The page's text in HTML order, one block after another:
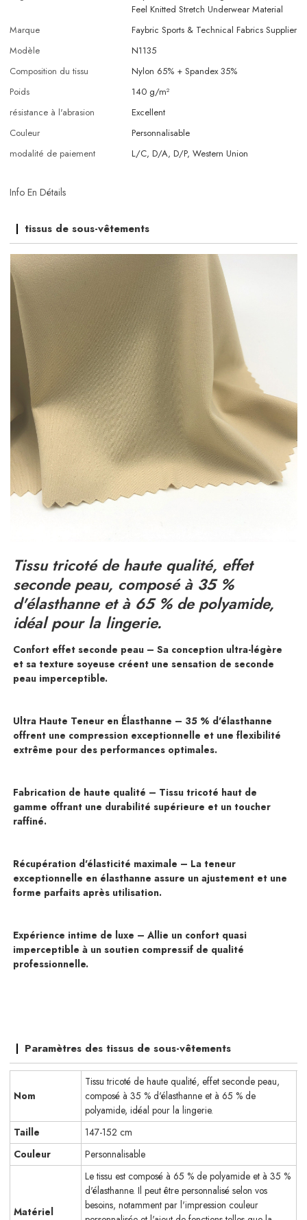
Feel Knitted Stretch Underwear Material
Marque
Faybric Sports & Technical Fabrics Supplier
Modèle
N1135
Composition du tissu
Nylon 65% + Spandex 35%
Poids
140 g/m²
résistance à l'abrasion
Excellent
Couleur
Personnalisable
modalité de paiement
L/C, D/A, D/P, Western Union
Info En Détails
tissus de sous-vêtements
Tissu tricoté de haute qualité, effet
seconde peau, composé à 35 %
d'élasthanne et à 65 % de polyamide,
idéal pour la lingerie.
Confort effet seconde peau – Sa conception ultra-légère
et sa texture soyeuse créent une sensation de seconde
peau imperceptible.
Ultra Haute Teneur en Élasthanne – 35 % d'élasthanne
offrent une compression exceptionnelle et une flexibilité
extrême pour des performances optimales.
Fabrication de haute qualité – Tissu tricoté haut de
gamme offrant une durabilité supérieure et un toucher
raffiné.
Récupération d'élasticité maximale – La teneur
exceptionnelle en élasthanne assure un ajustement et une
forme parfaits après utilisation.
Expérience intime de luxe – Allie un confort quasi
imperceptible à un soutien compressif de qualité
professionnelle.
Paramètres des tissus de sous-vêtements
Nom
Tissu tricoté de haute qualité, effet seconde peau,
composé à 35 % d'élasthanne et à 65 % de
polyamide, idéal pour la lingerie.
Taille
147-152 cm
Couleur
Personnalisable
Matériel
Le tissu est composé à 65 % de polyamide et à 35 %
d'élasthanne. Il peut être personnalisé selon vos
besoins, notamment par l'impression couleur